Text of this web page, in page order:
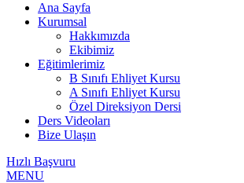
Ana Sayfa
Kurumsal
Hakkımızda
Ekibimiz
Eğitimlerimiz
B Sınıfı Ehliyet Kursu
A Sınıfı Ehliyet Kursu
Özel Direksiyon Dersi
Ders Videoları
Bize Ulaşın
Hızlı Başvuru
MENU